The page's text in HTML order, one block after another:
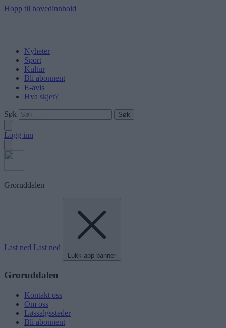
Hopp til hovedinnhold
Nyheter
Sport
Kultur
Bli abonnent
E-avis
Hva skjer?
Søk
Logg inn
Groruddalen
Last ned Last ned
Lukk app-banner
Groruddalen
Kontakt oss
Om oss
Løssalgssteder
Bli abonnent